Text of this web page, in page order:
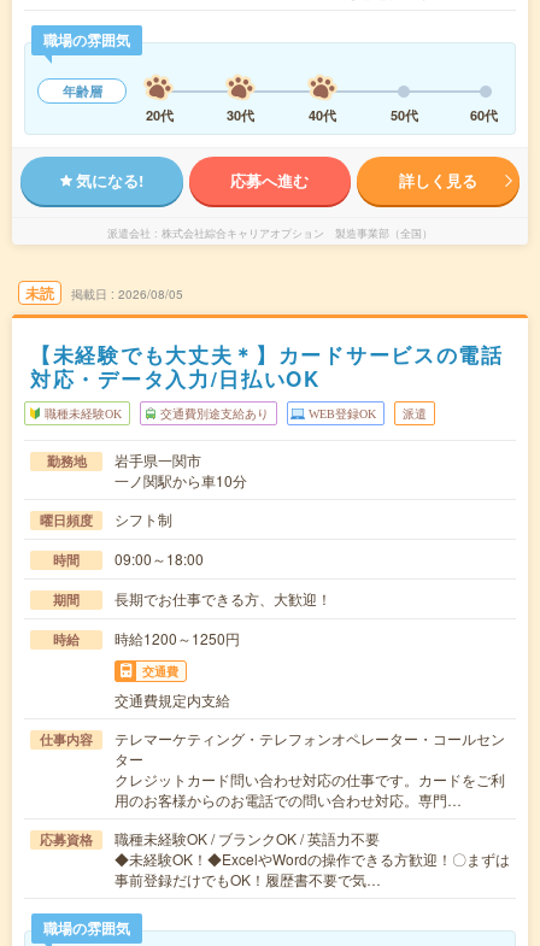
職場の雰囲気
年齢層
20代
30代 40代 50代 60代
気になる! 応募へ進む 詳しく見る
派遣会社 株式会社綜合キャリアオプション 製造事業部（全国）
未読 掲載日 2026/08/05
【未経験でも大丈夫＊】カードサービスの電話
対応・データ入力/日払いOK
職種未経験OK 交通費別途支給あり WEB登録OK 派遣
勤務地
岩手県一関市
一ノ関駅から車10分
曜日頻度 シフト制
時間 09:00～18:00
期間 長期でお仕事できる方、大歓迎！
時給 時給1200～1250円
交通費
交通費規定内支給
仕事内容
テレマーケティング・テレフォンオペレーター・コールセン
ター
クレジットカード問い合わせ対応の仕事です。カードをご利
用のお客様からのお電話での問い合わせ対応。専門…
応募資格
職種未経験OK / ブランクOK / 英語力不要
◆未経験OK！◆ExcelやWordの操作できる方歓迎！〇まずは
事前登録だけでもOK！履歴書不要で気…
職場の雰囲気